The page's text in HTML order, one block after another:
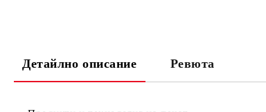
Детайлно описание Ревюта